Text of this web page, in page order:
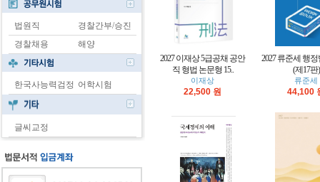
2027 이재상 5급공채 공안
직 형법 논문형 15..
이재상
22,500 원
2027 류준세 행
(제17판)
류준세
44,100
법원직
경찰간부/승진
경찰채용
해양
한국사능력검정 어학시험
글씨교정